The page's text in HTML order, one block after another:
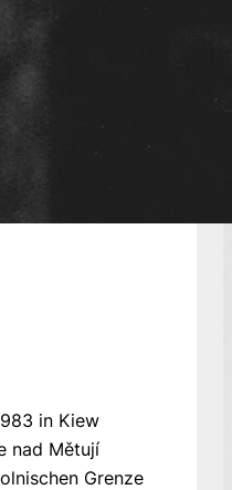
in Kiew
nad Mětují
Grenze